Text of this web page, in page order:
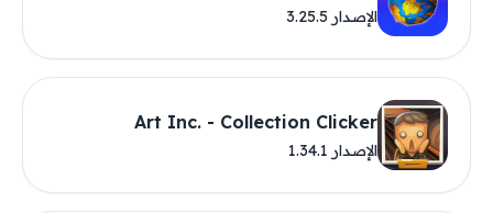
الإصدار 3.25.5
Art Inc. - Collection Clicker
الإصدار 1.34.1